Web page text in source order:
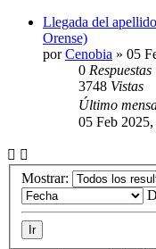
Llegada del
Orense)
porCenobia » 05
0 Respuestas
3748 Vistas
Último
05 Feb
Mostrar: